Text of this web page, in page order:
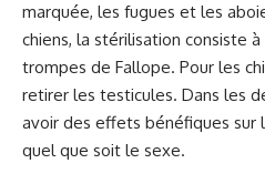
marquée, les fugues et les
chiens, la stérilisation consiste
trompes de Fallope. Pour les
retirer les testicules. Dans les
avoir des effets bénéfiques sur
quel que soit le sexe.